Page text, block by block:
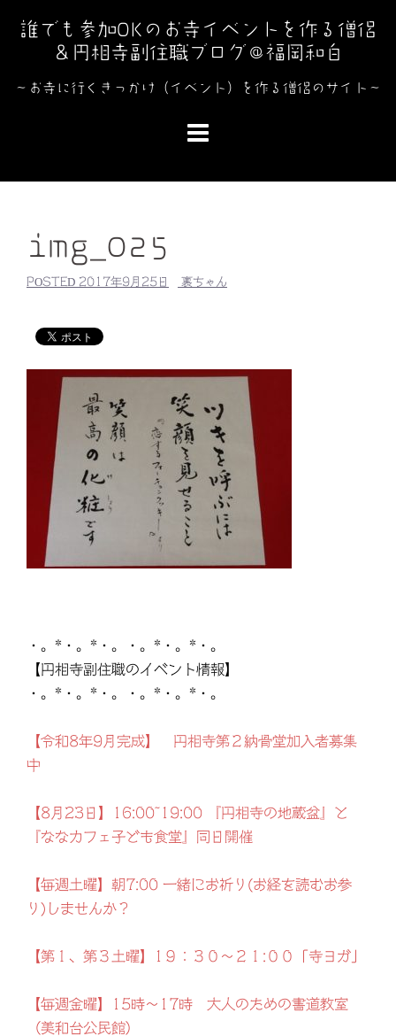
キ
誰でも参加OKのお寺イベントを作る僧侶
＆円相寺副住職ブログ＠福岡和白
～お寺に行くきっかけ（イベント）を作る僧侶のサイト～
img_025
POSTED 2017年9月25日 裏ちゃん
・。*・。*・。・。*・。*・。
【円相寺副住職のイベント情報】
・。*・。*・。・。*・。*・。
【令和8年9月完成】 円相寺第２納骨堂加入者募集
中
【8月23日】16:00~19:00 『円相寺の地蔵盆』と
『ななカフェ子ども食堂』同日開催
【毎週土曜】朝7:00 一緒にお祈り(お経を読むお参
り)しませんか？
【第１、第３土曜】1９：３０～２１:００「寺ヨガ」
【毎週金曜】15時～17時 大人のための書道教室
（美和台公民館）